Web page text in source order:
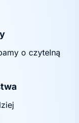
o czytelną